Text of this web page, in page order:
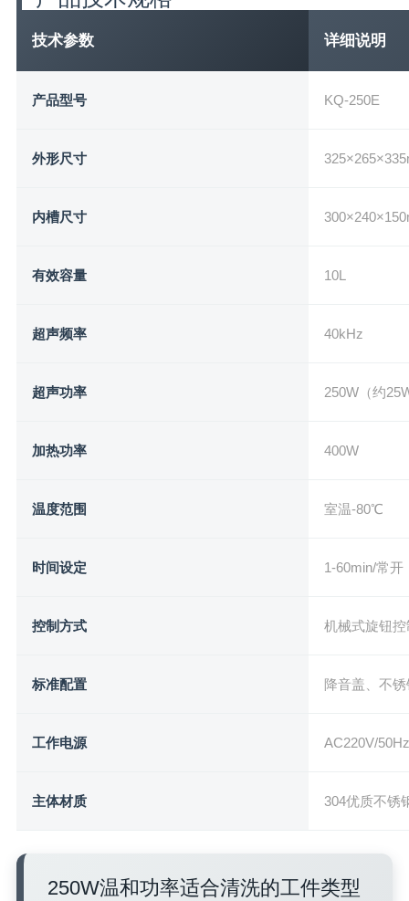
技术参数 详细说明
产品型号 KQ-250E
外形尺寸
内槽尺寸
有效容量 10L
超声频率 40kHz
超声功率 250W（约
加热功率 400W
温度范围 室温-80℃
时间设定 1-60min/常开
控制方式 机械式旋钮控
标准配置 降音盖、不
工作电源 AC220V/
主体材质 304优质不锈
250W温和功率适合清洗的工件类型